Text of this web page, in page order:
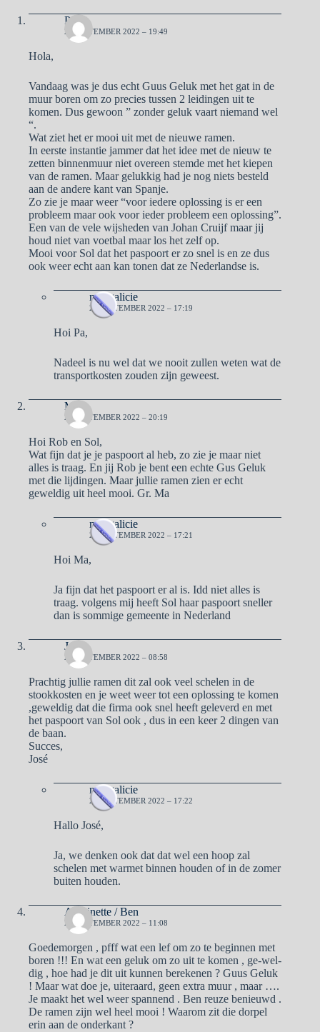
Pa
21 SEPTEMBER 2022 – 19:49
Hola,
Vandaag was je dus echt Guus Geluk met het gat in de
muur boren om zo precies tussen 2 leidingen uit te
komen. Dus gewoon ” zonder geluk vaart niemand wel
“.
Wat ziet het er mooi uit met de nieuwe ramen.
In eerste instantie jammer dat het idee met de nieuw te
zetten binnenmuur niet overeen stemde met het kiepen
van de ramen. Maar gelukkig had je nog niets besteld
aan de andere kant van Spanje.
Zo zie je maar weer “voor iedere oplossing is er een
probleem maar ook voor ieder probleem een oplossing”.
Een van de vele wijsheden van Johan Cruijf maar jij
houd niet van voetbal maar los het zelf op.
Mooi voor Sol dat het paspoort er zo snel is en ze dus
ook weer echt aan kan tonen dat ze Nederlandse is.
naargalicie
22 SEPTEMBER 2022 – 17:19
Hoi Pa,
Nadeel is nu wel dat we nooit zullen weten wat de
transportkosten zouden zijn geweest.
Ma
21 SEPTEMBER 2022 – 20:19
Hoi Rob en Sol,
Wat fijn dat je je paspoort al heb, zo zie je maar niet
alles is traag. En jij Rob je bent een echte Gus Geluk
met die lijdingen. Maar jullie ramen zien er echt
geweldig uit heel mooi. Gr. Ma
naargalicie
22 SEPTEMBER 2022 – 17:21
Hoi Ma,
Ja fijn dat het paspoort er al is. Idd niet alles is
traag. volgens mij heeft Sol haar paspoort sneller
dan is sommige gemeente in Nederland
José
22 SEPTEMBER 2022 – 08:58
Prachtig jullie ramen dit zal ook veel schelen in de
stookkosten en je weet weer tot een oplossing te komen
,geweldig dat die firma ook snel heeft geleverd en met
het paspoort van Sol ook , dus in een keer 2 dingen van
de baan.
Succes,
José
naargalicie
22 SEPTEMBER 2022 – 17:22
Hallo José,
Ja, we denken ook dat dat wel een hoop zal
schelen met warmet binnen houden of in de zomer
buiten houden.
Antoinette / Ben
22 SEPTEMBER 2022 – 11:08
Goedemorgen , pfff wat een lef om zo te beginnen met
boren !!! En wat een geluk om zo uit te komen , ge-wel-
dig , hoe had je dit uit kunnen berekenen ? Guus Geluk
! Maar wat doe je, uiteraard, geen extra muur , maar ….
Je maakt het wel weer spannend . Ben reuze benieuwd .
De ramen zijn wel heel mooi ! Waarom zit die dorpel
erin aan de onderkant ?